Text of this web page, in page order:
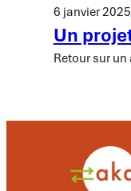
6 janvier 2025
Un
Retour sur